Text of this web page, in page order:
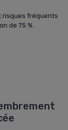
risques fréquents
de 75 %.